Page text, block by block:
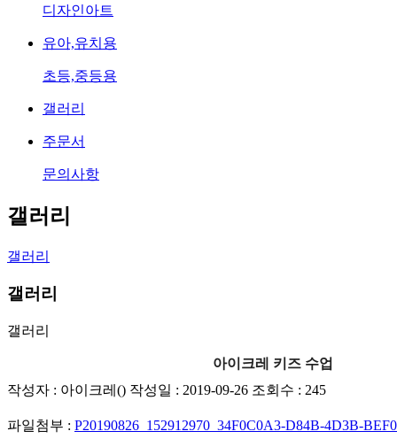
디자인아트
유아,유치용
초등,중등용
갤러리
주문서
문의사항
갤러리
갤러리
갤러리
갤러리
아이크레 키즈 수업
작성자 : 아이크레() 작성일 : 2019-09-26 조회수 : 245
파일첨부 : P20190826_152912970_34F0C0A3-D84B-4D3B-